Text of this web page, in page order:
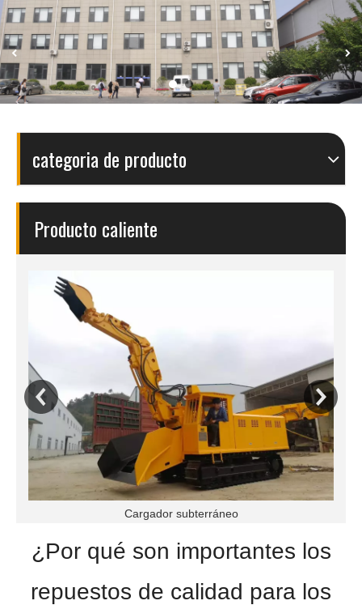
categoria de producto
Producto caliente
Cargador subterráneo
¿Por qué son importantes los
repuestos de calidad para los